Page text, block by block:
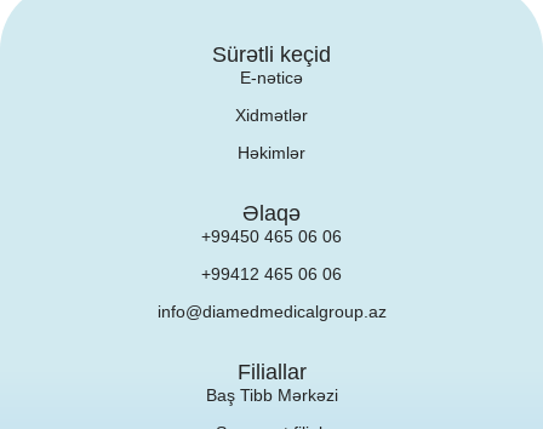
Sürətli keçid
E-nəticə
Xidmətlər
Həkimlər
Əlaqə
+99450 465 06 06
+99412 465 06 06
info@diamedmedicalgroup.az
Filiallar
Baş Tibb Mərkəzi